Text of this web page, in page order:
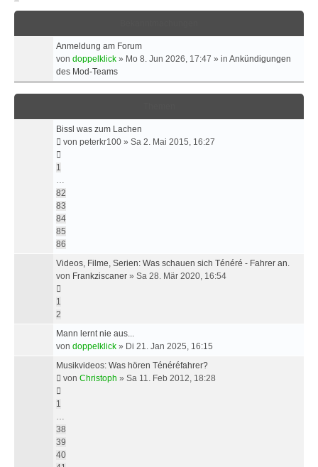
Anmeldung am Forum
von doppelklick » Mo 8. Jun 2026, 17:47 » in Ankündigungen
des Mod-Teams
Bissl was zum Lachen
von peterkr100 » Sa 2. Mai 2015, 16:27
1
…
82
83
84
85
86
Videos, Filme, Serien: Was schauen sich Ténéré - Fahrer an.
von Frankziscaner » Sa 28. Mär 2020, 16:54
1
2
Mann lernt nie aus...
von doppelklick » Di 21. Jan 2025, 16:15
Musikvideos: Was hören Ténéréfahrer?
von Christoph » Sa 11. Feb 2012, 18:28
1
…
38
39
40